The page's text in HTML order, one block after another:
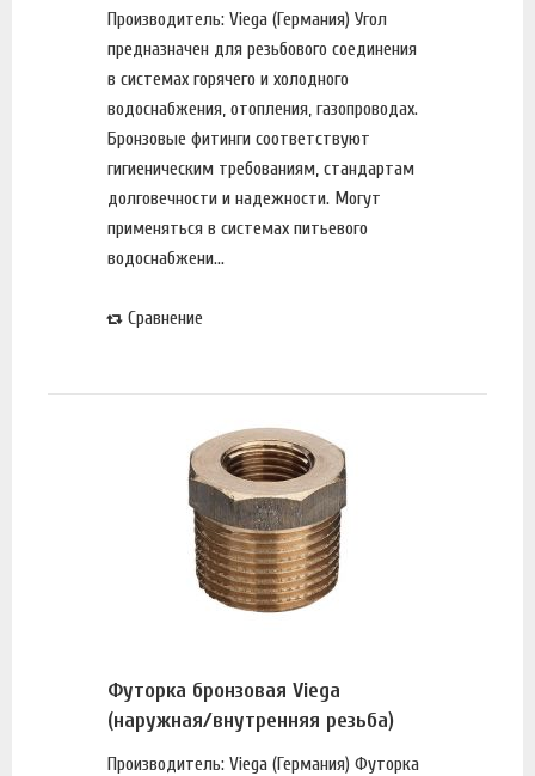
Производитель: Viega (Германия) Угол
предназначен для резьбового соединения
в системах горячего и холодного
водоснабжения, отопления, газопроводах.
Бронзовые фитинги соответствуют
гигиеническим требованиям, стандартам
долговечности и надежности. Могут
применяться в системах питьевого
водоснабжени...
Сравнение
Футорка бронзовая Viega
(наружная/внутренняя резьба)
Производитель: Viega (Германия) Футорка